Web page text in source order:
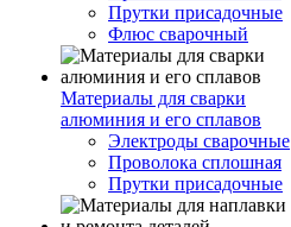
Прутки присадочные
Флюс сварочный
Материалы для сварки
алюминия и его сплавов
Электроды сварочные
Проволока сплошная
Прутки присадочные